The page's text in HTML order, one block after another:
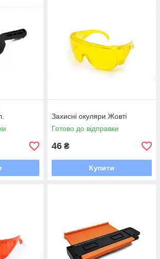
Захисні окуляри Жовті
Готово до відправки
46 ₴
Купити